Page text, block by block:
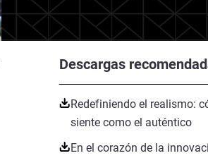
Descargas
Redefiniendo el realismo:
siente como el auténtico
En el corazón de la